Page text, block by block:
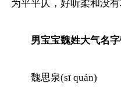
为平平仄，好听柔和没有
男宝宝魏姓大气名
魏思泉(sī quán)